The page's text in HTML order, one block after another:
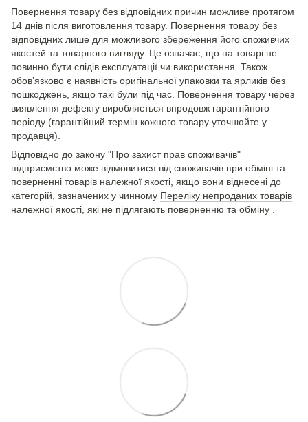
Повернення товару без відповідних причин можливе протягом
14 днів після виготовлення товару. Повернення товару без
відповідних лише для можливого збереження його споживчих
якостей та товарного вигляду. Це означає, що на товарі не
повинно бути слідів експлуатації чи використання. Також
обов’язково є наявність оригінальної упаковки та ярликів без
пошкоджень, якщо такі були під час. Повернення товару через
виявлення дефекту виробляється впродовж гарантійного
періоду (гарантійний термін кожного товару уточнюйте у
продавця).
Відповідно до закону "Про захист прав споживачів"
підприємство може відмовитися від споживачів при обміні та
поверненні товарів належної якості, якщо вони віднесені до
категорій, зазначених у чинному Переліку непроданих товарів
належної якості, які не підлягають поверненню та обміну .